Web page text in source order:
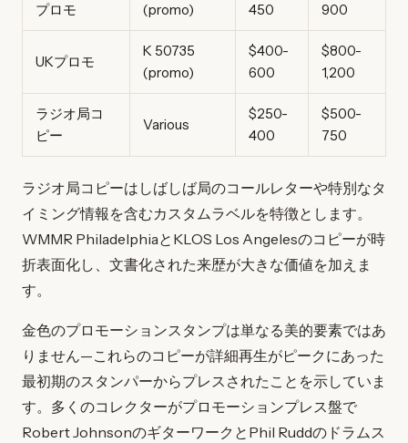
プロモ
(promo)
450
900
UKプロモ
K 50735
(promo)
$400-
600
$800-
1,200
ラジオ局コ
ピー
Various
$250-
400
$500-
750
ラジオ局コピーはしばしば局のコールレターや特別なタ
イミング情報を含むカスタムラベルを特徴とします。
WMMR PhiladelphiaとKLOS Los Angelesのコピーが時
折表面化し、文書化された来歴が大きな価値を加えま
す。
金色のプロモーションスタンプは単なる美的要素ではあ
りません—これらのコピーが詳細再生がピークにあった
最初期のスタンパーからプレスされたことを示していま
す。多くのコレクターがプロモーションプレス盤で
Robert JohnsonのギターワークとPhil Ruddのドラムス